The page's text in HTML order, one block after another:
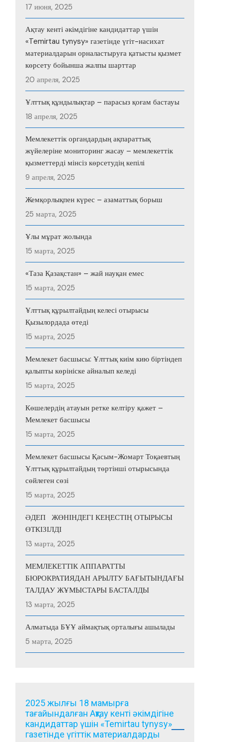
17 июня, 2025
Ақтау кенті әкімдігіне кандидаттар үшін
«Temirtau tynysy» газетінде үгіт-насихат
материалдарын орналастыруға қатысты қызмет
көрсету бойынша жалпы шарттар
20 апреля, 2025
Ұлттық құндылықтар – парасыз қоғам бастауы
18 апреля, 2025
Мемлекеттік органдардың ақпараттық
жүйелеріне мониторинг жасау – мемлекеттік
қызметтерді мінсіз көрсетудің кепілі
9 апреля, 2025
Жемқорлықпен күрес – азаматтық борыш
25 марта, 2025
Ұлы мұрат жолында
15 марта, 2025
«Таза Қазақстан» – жай науқан емес
15 марта, 2025
Ұлттық құрылтайдың келесі отырысы
Қызылордада өтеді
15 марта, 2025
Мемлекет басшысы: Ұлттық киім кию біртіндеп
қалыпты көрініске айналып келеді
15 марта, 2025
Көшелердің атауын ретке келтіру қажет –
Мемлекет басшысы
15 марта, 2025
Мемлекет басшысы Қасым-Жомарт Тоқаевтың
Ұлттық құрылтайдың төртінші отырысында
сөйлеген сөзі
15 марта, 2025
ӘДЕП ЖӨНІНДЕГІ КЕҢЕСТІҢ ОТЫРЫСЫ
ӨТКІЗІЛДІ
13 марта, 2025
МЕМЛЕКЕТТІК АППАРАТТЫ
БЮРОКРАТИЯДАН АРЫЛТУ БАҒЫТЫНДАҒЫ
ТАЛДАУ ЖҰМЫСТАРЫ БАСТАЛДЫ
13 марта, 2025
Алматыда БҰҰ аймақтық орталығы ашылады
5 марта, 2025
2025 жылғы 18 мамырға
тағайындалған Ақтау кенті әкімдігіне
кандидаттар үшін «Temirtau tynysy»
газетінде үгіттік материалдарды